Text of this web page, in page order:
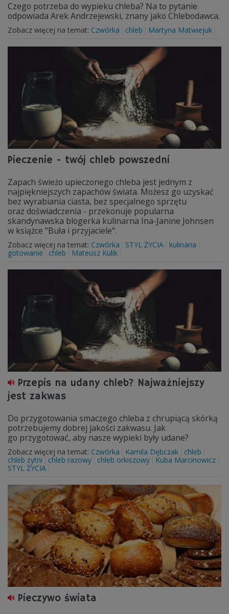
Czego potrzeba do wypieku chleba? Na to pytanie
odpowiada Arek Andrzejewski, znany jako Chlebodawca.
Zobacz więcej na temat: Czwórka chleb Martyna Matwiejuk
Pieczenie - twój chleb powszedni
Zapach świeżo upieczonego chleba jest jednym z
najpiękniejszych zapachów świata. Możesz go uzyskać
bez wyrabiania ciasta, bez specjalnego sprzętu
oraz doświadczenia - przekonuje popularna
skandynawska blogerka kulinarna Ina-Janine Johnsen
w książce "Buła i przyjaciele".
Zobacz więcej na temat: Czwórka STYL ŻYCIA
kulinaria
gotowanie
chleb Mateusz Kulik
Przepis na udany chleb? Najważniejszy
jest zakwas
Do przygotowania smaczego chleba z chrupiącą skórką
potrzebujemy dobrej jakości zakwasu. Jak
go przygotować, aby nasze wypieki były udane?
Zobacz więcej na temat: Czwórka Kamila Dębczak
chleb
chleb żytni
chleb razowy chleb orkiszowy
Kuba Marcinowicz
STYL ŻYCIA
Pieczywo świata